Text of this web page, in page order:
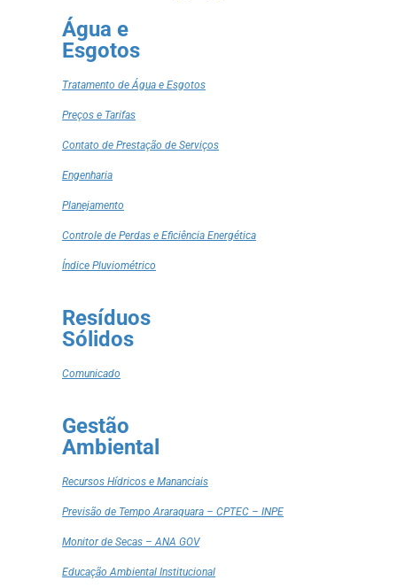
Água e
Esgotos
Tratamento de Água e Esgotos
Preços e Tarifas
Contato de Prestação de Serviços
Engenharia
Planejamento
Controle de Perdas e Eficiência Energética
Índice Pluviométrico
Resíduos
Sólidos
Comunicado
Gestão
Ambiental
Recursos Hídricos e Mananciais
Previsão de Tempo Araraquara – CPTEC – INPE
Monitor de Secas – ANA GOV
Educação Ambiental Institucional